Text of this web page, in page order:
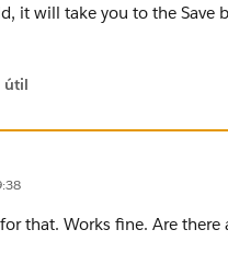
it will take you to the
útil
that. Works fine. Are there